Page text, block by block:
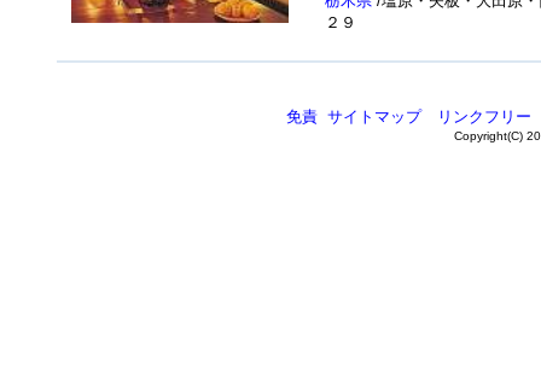
２９
免責 サイトマップ リンクフリー
Copyright(C)